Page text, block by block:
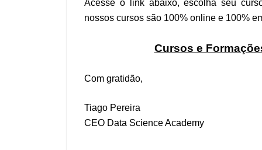
Acesse o link abaixo, escolha seu
nossos cursos são 100% online e 100%
Cursos e
Com gratidão,
Tiago Pereira
CEO Data Science Academy